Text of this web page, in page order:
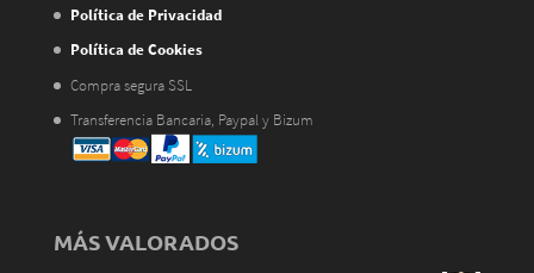
Política de Privacidad
Política de Cookies
Compra segura SSL
Transferencia Bancaria, Paypal y Bizum
MÁS VALORADOS